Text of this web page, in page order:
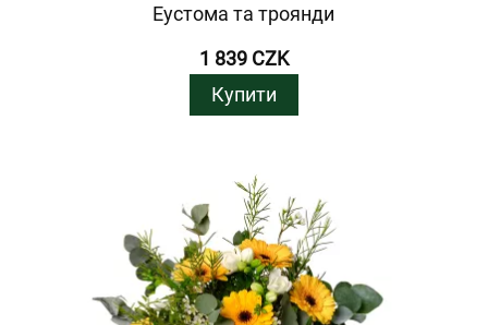
Еустома та троянди
1 839 CZK
Купити